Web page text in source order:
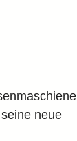
neue